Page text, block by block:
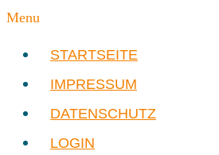
Menu
STARTSEITE
IMPRESSUM
DATENSCHUTZ
LOGIN